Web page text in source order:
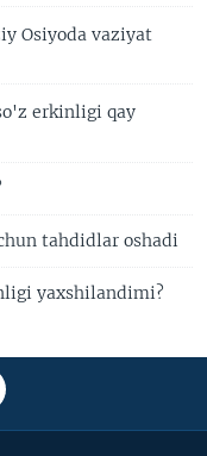
Osiyoda vaziyat
erkinligi qay
tahdidlar oshadi
yaxshilandimi?